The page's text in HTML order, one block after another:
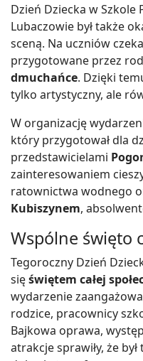
Dzień Dziecka w
Lubaczowie był także
sceną. Na uczniów
przygotowane przez
dmuchańce. Dzięki
tylko artystyczny, ale
W organizację
który przygotował dla
przedstawicielami
zainteresowaniem
ratownictwa wodnego
Kubiszynem,
Wspólne święto
Tegoroczny Dzień
sięświętem całej
wydarzenie
rodzice, pracownicy
Bajkowa oprawa,
atrakcje sprawiły, że